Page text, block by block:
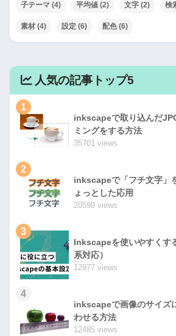
子テーマ (4) 平均値 (2) 文字 (2) 検
素材 (4) 設定 (6) 配色(6)
人気の記事トップ5
1
inkscapeで取り込んだ
ミングをする方法
35701 views
2
inkscapeで「フチ文字」
ょっとした応用
20599 views
3
Inkscapeを使いやすくす
系対応）
12977 views
4
inkscapeで画像のサイズ
わせる方法
12485 views